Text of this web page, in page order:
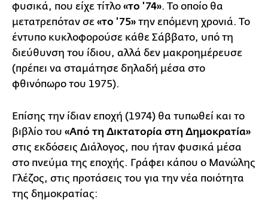
φυσικά, που είχε τίτλο «το '74». Το οποίο θα
μετατρεπόταν σε «το '75» την επόμενη χρονιά. Το
έντυπο κυκλοφορούσε κάθε Σάββατο, υπό τη
διεύθυνση του ίδιου, αλλά δεν μακροημέρευσε
(πρέπει να σταμάτησε δηλαδή μέσα στο
φθινόπωρο του 1975).
Επίσης την ίδιαν εποχή (1974) θα τυπωθεί και το
βιβλίο του «Από τη Δικτατορία στη Δημοκρατία»
στις εκδόσεις Διάλογος, που ήταν φυσικά μέσα
στο πνεύμα της εποχής. Γράφει κάπου ο Μανώλης
Γλέζος, στις προτάσεις του για την νέα ποιότητα
της δημοκρατίας: